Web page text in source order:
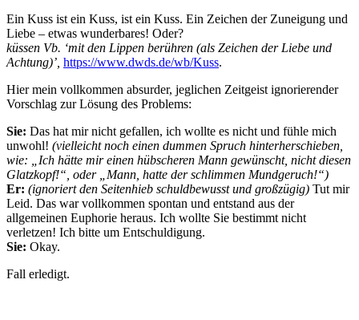
Ein Kuss ist ein Kuss, ist ein Kuss. Ein Zeichen der Zuneigung und
Liebe – etwas wunderbares! Oder?
küssen Vb. ‘mit den Lippen berühren (als Zeichen der Liebe und
Achtung)’, https://www.dwds.de/wb/Kuss.
Hier mein vollkommen absurder, jeglichen Zeitgeist ignorierender
Vorschlag zur Lösung des Problems:
Sie: Das hat mir nicht gefallen, ich wollte es nicht und fühle mich
unwohl! (vielleicht noch einen dummen Spruch hinterherschieben,
wie: „Ich hätte mir einen hübscheren Mann gewünscht, nicht diesen
Glatzkopf!“, oder „Mann, hatte der schlimmen Mundgeruch!“)
Er: (ignoriert den Seitenhieb schuldbewusst und großzügig) Tut mir
Leid. Das war vollkommen spontan und entstand aus der
allgemeinen Euphorie heraus. Ich wollte Sie bestimmt nicht
verletzen! Ich bitte um Entschuldigung.
Sie: Okay.
Fall erledigt.